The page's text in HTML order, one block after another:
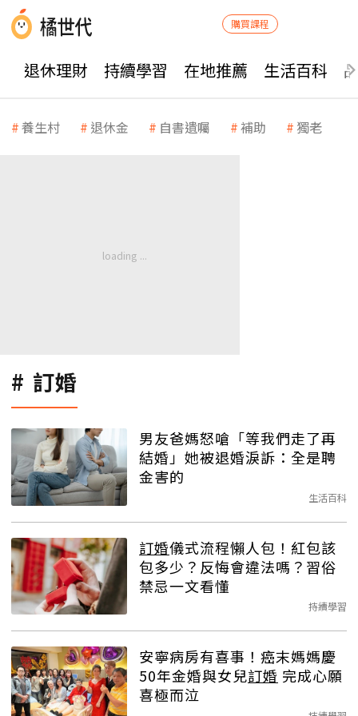
購買課程
退休理財 持續學習 在地推薦 生活百科
養生村 退休金 自書遺囑 補助 獨老
訂婚
男友爸媽怒嗆「等我們走了再
結婚」她被退婚淚訴：全是聘
金害的
生活百科
訂婚儀式流程懶人包！紅包該
包多少？反悔會違法嗎？習俗
禁忌一文看懂
持續學習
安寧病房有喜事！癌末媽媽慶
50年金婚與女兒訂婚 完成心願
喜極而泣